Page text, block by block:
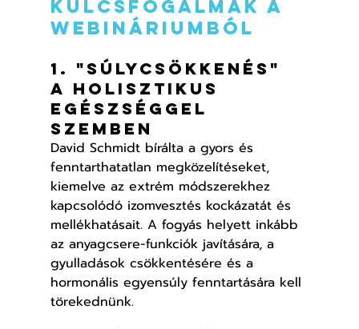
Kulcsfogalmak a
webináriumból
1. "Súlycsökkenés"
a holisztikus
egészséggel
szemben
David Schmidt bírálta a gyors és
fenntarthatatlan megközelítéseket,
kiemelve az extrém módszerekhez
kapcsolódó izomvesztés kockázatát és
mellékhatásait. A fogyás helyett inkább
az anyagcsere-funkciók javítására, a
gyulladások csökkentésére és a
hormonális egyensúly fenntartására kell
törekednünk.